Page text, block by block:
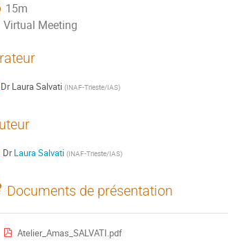
15m
Virtual Meeting
Dr Laura Salvati (INAF-Trieste/IAS)
DrLaura Salvati (INAF-Trieste/IAS)
Documents de présentation
Atelier_Amas_SALVATI.pdf